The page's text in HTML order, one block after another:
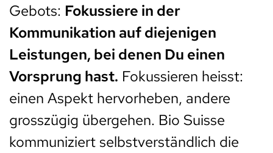
Gebots: Fokussiere in der
Kommunikation auf diejenigen
Leistungen, bei denen Du einen
Vorsprung hast. Fokussieren heisst:
einen Aspekt hervorheben, andere
grosszügig übergehen. Bio Suisse
kommuniziert selbstverständlich die